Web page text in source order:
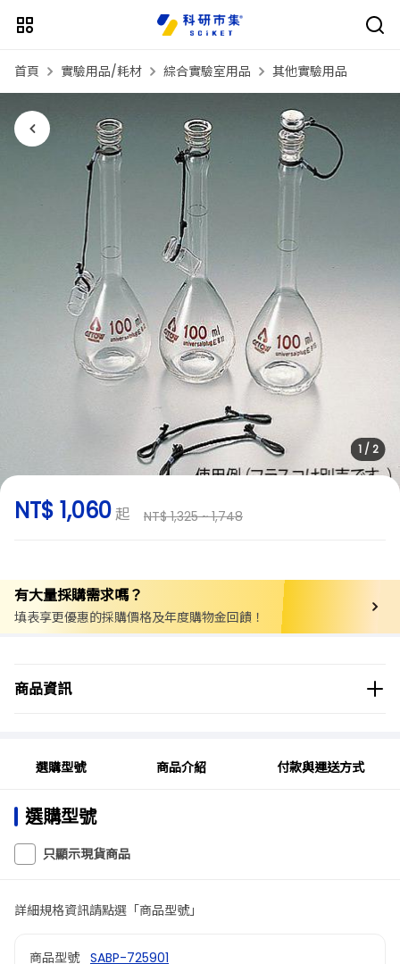
首頁 實驗用品/耗材 綜合實驗室用品 其他實驗用品
1/ 2
NT$ 1,060起 NT$ 1,325 ~ 1,748
有大量採購需求嗎？
填表享更優惠的採購價格及年度購物金回饋！
商品資訊
商品分類
選購型號 商品介紹 付款與運送方式
選購型號
只顯示現貨商品
詳細規格資訊請點選「商品型號」
商品型號 SABP-725901